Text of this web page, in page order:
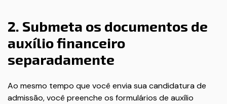
2. Submeta os documentos de
auxílio financeiro
separadamente
Ao mesmo tempo que você envia sua candidatura de
admissão, você preenche os formulários de auxílio